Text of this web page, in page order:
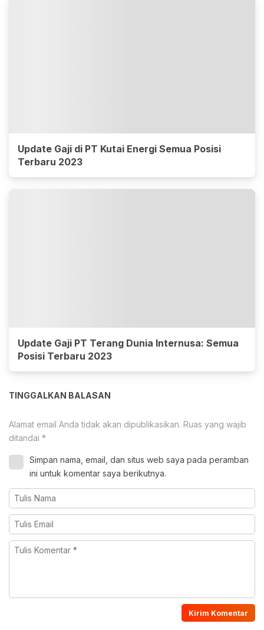
Update Gaji di PT Kutai Energi Semua Posisi
Terbaru 2023
Update Gaji PT Terang Dunia Internusa: Semua
Posisi Terbaru 2023
TINGGALKAN BALASAN
Alamat email Anda tidak akan dipublikasikan. Ruas yang wajib
ditandai *
Simpan nama, email, dan situs web saya pada peramban
ini untuk komentar saya berikutnya.